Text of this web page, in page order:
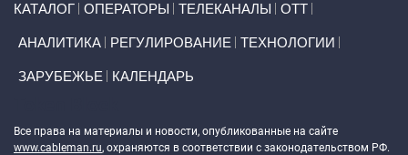
КАТАЛОГ ОПЕРАТОРЫ ТЕЛЕКАНАЛЫ ОТТ
АНАЛИТИКА РЕГУЛИРОВАНИЕ ТЕХНОЛОГИИ
ЗАРУБЕЖЬЕ КАЛЕНДАРЬ
Все права на материалы и новости, опубликованные на сайте
www.cableman.ru, охраняются в соответствии с законодательством РФ.